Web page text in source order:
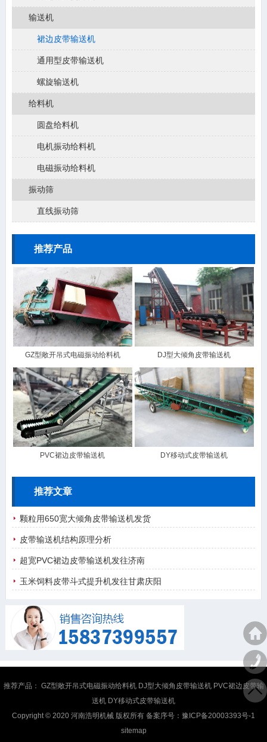
输送机
裙边皮带输送机
通用型皮带输送机
螺旋输送机
给料机
圆盘给料机
电机振动给料机
电磁振动给料机
振动筛
直线振动筛
推荐产品
GZ型敞开吊式电磁振动给料机 DJ型大倾角皮带输送机
PVC裙边皮带输送机 DY移动式皮带输送机
推荐文章
颗粒用650宽大倾角皮带输送机发货
皮带输送机结构原理分析
超宽PVC裙边皮带输送机发往济南
玉米饲料皮带斗式提升机发往甘肃庆阳
推荐产品： GZ型敞开吊式电磁振动给料机 DJ型大倾角皮带输送机 PVC裙边皮带输
送机 DY移动式皮带输送机
Copyright © 2020 河南浩明机械 版权所有 备案序号： 豫ICP备20003393号-1
sitemap